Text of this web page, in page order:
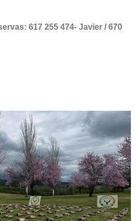
617 255 474- Javier / 670